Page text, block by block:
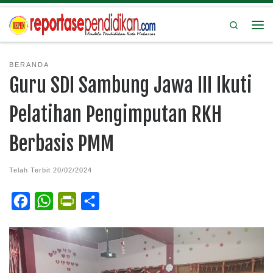
Search
BERANDA
Guru SDI Sambung Jawa III Ikuti
Pelatihan Pengimputan RKH
Berbasis PMM
Telah Terbit 20/02/2024
c
e
W
a
t
i
r